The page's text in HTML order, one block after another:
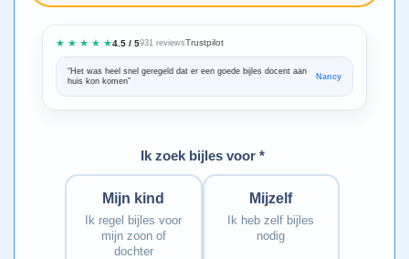
★ ★ ★ ★ ★4.5 / 5931 reviewsTrustpilot
“Het was heel snel geregeld dat er een goede bijles docent aan
huis kon komen”
Nancy
Ik zoek bijles voor *
Mijn kind
Ik regel bijles voor
mijn zoon of
dochter
Mijzelf
Ik heb zelf bijles
nodig